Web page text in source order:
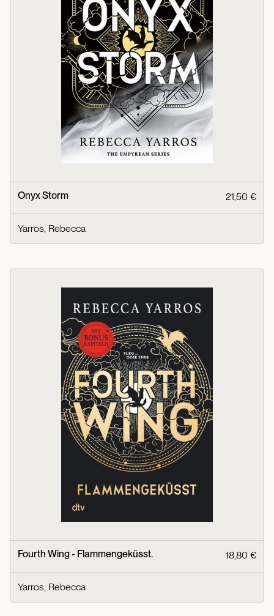
Onyx Storm 21,50 €
Yarros, Rebecca
Fourth Wing - Flammengeküsst. 18,80 €
Yarros, Rebecca